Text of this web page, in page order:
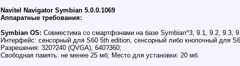
Navitel Navigator Symbian 5.0.0.1069
Аппаратные требования:
Symbian OS: Cовместима со смартфонами на базе Symbian^3, 9.1, 9.2, 9.3,
Интерфейс: сенсорный для S60 5th edition, сенсорный либо кнопочный для
Разрешения: 320?240 (QVGA), 640?360;
Свободная память: не менее 25 мб; Место для установки: 20 мб.